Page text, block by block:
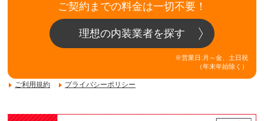
ご契約までの料金は一切不要！
理想の内装業者を探す
※営業日:月～金、土日祝
（年末年始除く）
ご利用規約 プライバシーポリシー